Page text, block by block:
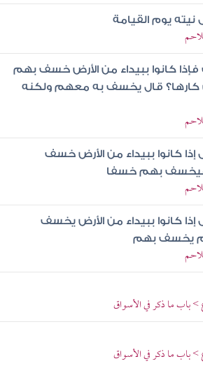
يوم القيامة
كانوا ببيداء من الأرض خسف بهم
كارها؟ قال يخسف به معهم ولكنه
كانوا ببيداء من الأرض خسف
فيخسف بهم خسفا
كانوا ببيداء من الأرض يخسف
يخسف بهم
باب ما ذكر في الأسواق
باب ما ذكر في الأسواق